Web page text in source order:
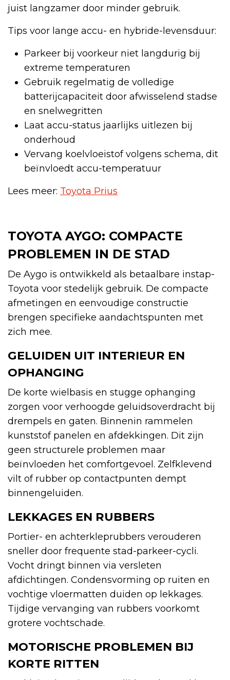
juist langzamer door minder gebruik.
Tips voor lange accu- en hybride-levensduur:
Parkeer bij voorkeur niet langdurig bij
extreme temperaturen
Gebruik regelmatig de volledige
batterijcapaciteit door afwisselend stadse
en snelwegritten
Laat accu-status jaarlijks uitlezen bij
onderhoud
Vervang koelvloeistof volgens schema, dit
beïnvloedt accu-temperatuur
Lees meer: Toyota Prius
TOYOTA AYGO: COMPACTE
PROBLEMEN IN DE STAD
De Aygo is ontwikkeld als betaalbare instap-
Toyota voor stedelijk gebruik. De compacte
afmetingen en eenvoudige constructie
brengen specifieke aandachtspunten met
zich mee.
GELUIDEN UIT INTERIEUR EN
OPHANGING
De korte wielbasis en stugge ophanging
zorgen voor verhoogde geluidsoverdracht bij
drempels en gaten. Binnenin rammelen
kunststof panelen en afdekkingen. Dit zijn
geen structurele problemen maar
beïnvloeden het comfortgevoel. Zelfklevend
vilt of rubber op contactpunten dempt
binnengeluiden.
LEKKAGES EN RUBBERS
Portier- en achterkleprubbers verouderen
sneller door frequente stad-parkeer-cycli.
Vocht dringt binnen via versleten
afdichtingen. Condensvorming op ruiten en
vochtige vloermatten duiden op lekkages.
Tijdige vervanging van rubbers voorkomt
grotere vochtschade.
MOTORISCHE PROBLEMEN BIJ
KORTE RITTEN